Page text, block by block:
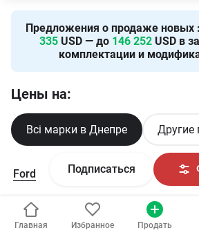
Подписаться
Предложения о продаже новых :
335 USD — до 146 252 USD в
комплектации и
Цены на:
Всі марки в Днепре Другие
Ford
Mazda
Главная Избранное Продать